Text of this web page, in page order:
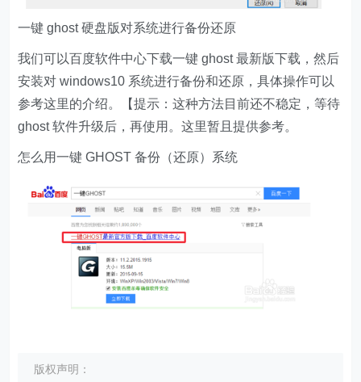
一键 ghost 硬盘版对系统进行备份还原
我们可以百度软件中心下载一键 ghost 最新版下载，然后
安装对 windows10 系统进行备份和还原，具体操作可以
参考这里的介绍。【提示：这种方法目前还不稳定，等待
ghost 软件升级后，再使用。这里暂且提供参考。
怎么用一键 GHOST 备份（还原）系统
版权声明：